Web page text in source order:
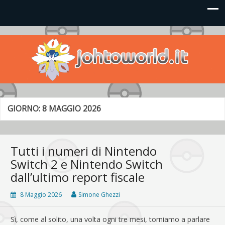
Johto World
Le novità più frizzanti dall'universo Pokémon e Nintendo
GIORNO:8 MAGGIO 2026
Tutti i numeri di Nintendo
Switch 2 e Nintendo Switch
dall’ultimo report fiscale
8 Maggio 2026 Simone Ghezzi
Sì, come al solito, una volta ogni tre mesi, torniamo a parlare